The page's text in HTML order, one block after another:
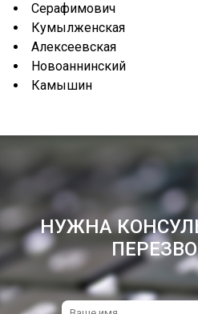
Серафимович
Кумылженская
Алексеевская
Новоаннинский
Камышин
НУЖНА